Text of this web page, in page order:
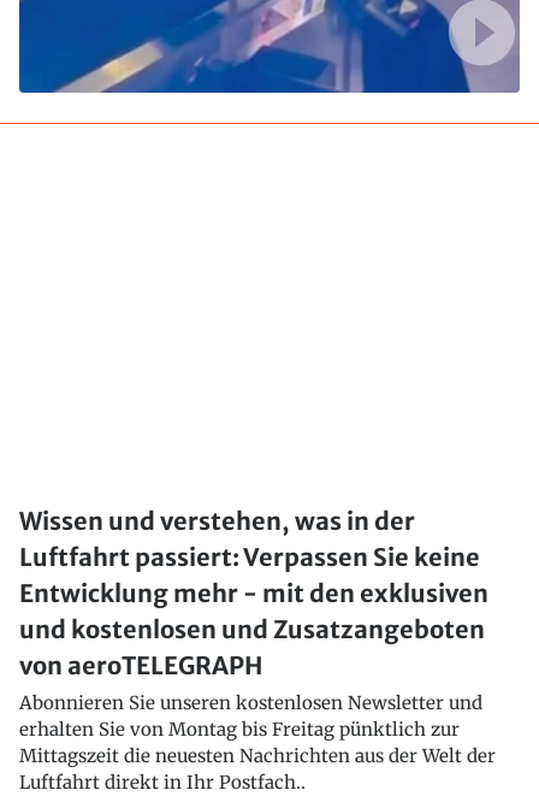
Wissen und verstehen, was in der
Luftfahrt passiert: Verpassen Sie keine
Entwicklung mehr - mit den exklusiven
und kostenlosen und Zusatzangeboten
von aeroTELEGRAPH
Abonnieren Sie unseren kostenlosen Newsletter und
erhalten Sie von Montag bis Freitag pünktlich zur
Mittagszeit die neuesten Nachrichten aus der Welt der
Luftfahrt direkt in Ihr Postfach..